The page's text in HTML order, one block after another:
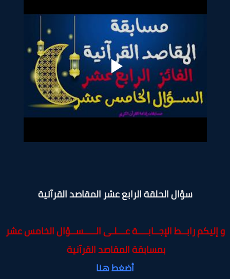
سؤال الحلقة الرابع عشر المقاصد القرآنية
رابــط الإجــابــــة عـــلـى الـــــســؤال الخامس عشر
بمسابقة المقاصد القرآنية
أضغط هنا